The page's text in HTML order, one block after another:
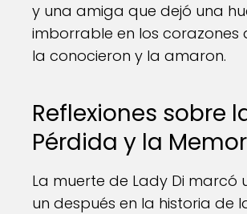
y una amiga que dejó una
imborrable en los corazones
la conocieron y la amaron.
Reflexiones sobre
Pérdida y la
La muerte de Lady Di marcó
un después en la historia de